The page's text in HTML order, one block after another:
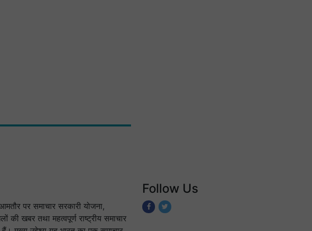
पर समाचार सरकारी योजना,
की खबर तथा महत्वपूर्ण राष्ट्रीय समाचार
Follow Us